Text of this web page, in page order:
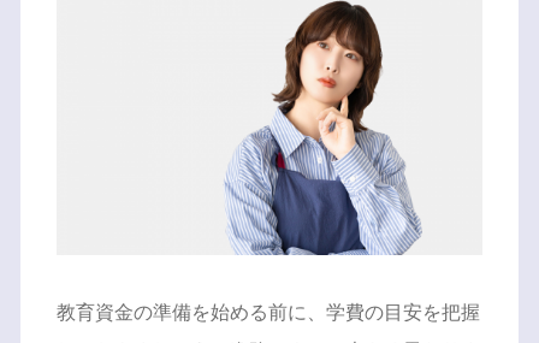
教育資金の準備を始める前に、学費の目安を把握